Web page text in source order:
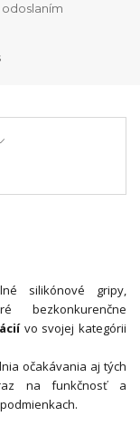
silikónové gripy,
bezkonkurenčne
vo svojej kategórii
očakávania aj tých
na funkčnosť a